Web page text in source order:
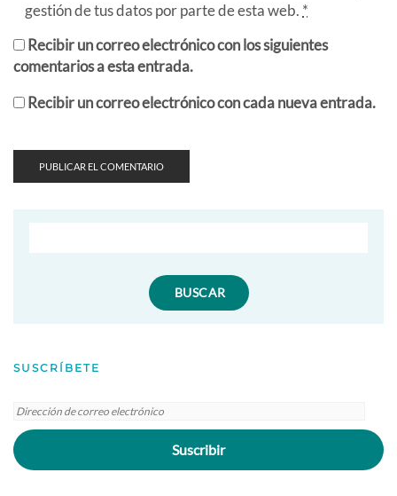
gestión de tus datos por parte de esta web. *
Recibir un correo electrónico con los siguientes
comentarios a esta entrada.
Recibir un correo electrónico con cada nueva entrada.
SUSCRÍBETE
Dirección
de
correo
electrónico
Suscribir